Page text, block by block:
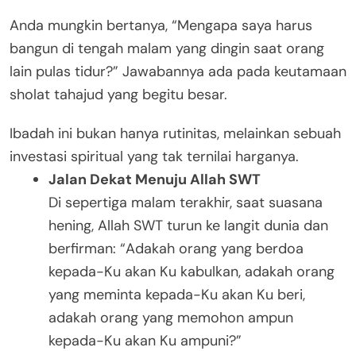
Anda mungkin bertanya, “Mengapa saya harus
bangun di tengah malam yang dingin saat orang
lain pulas tidur?” Jawabannya ada pada keutamaan
sholat tahajud yang begitu besar.
Ibadah ini bukan hanya rutinitas, melainkan sebuah
investasi spiritual yang tak ternilai harganya.
Jalan Dekat Menuju Allah SWT
Di sepertiga malam terakhir, saat suasana
hening, Allah SWT turun ke langit dunia dan
berfirman: “Adakah orang yang berdoa
kepada-Ku akan Ku kabulkan, adakah orang
yang meminta kepada-Ku akan Ku beri,
adakah orang yang memohon ampun
kepada-Ku akan Ku ampuni?”